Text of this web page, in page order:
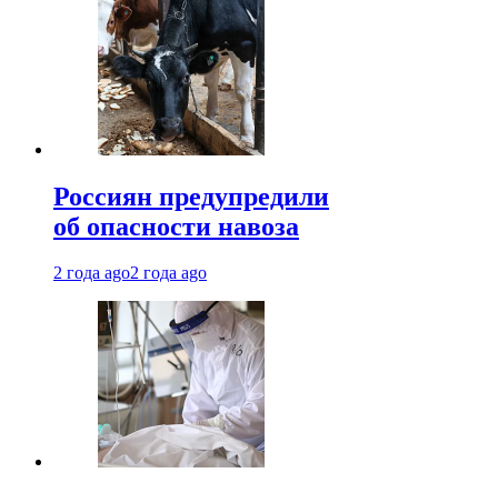
Россиян предупредили
об опасности навоза
2 года ago2 года ago